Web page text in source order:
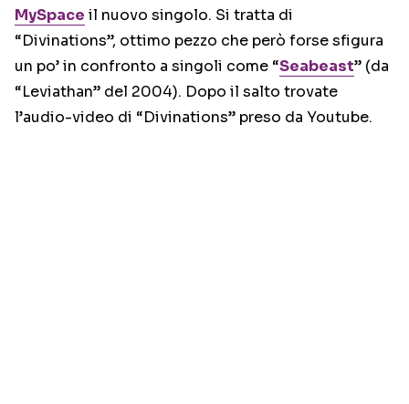
MySpace il nuovo singolo. Si tratta di
“Divinations”, ottimo pezzo che però forse sfigura
un po’ in confronto a singoli come “Seabeast” (da
“Leviathan” del 2004). Dopo il salto trovate
l’audio-video di “Divinations” preso da Youtube.